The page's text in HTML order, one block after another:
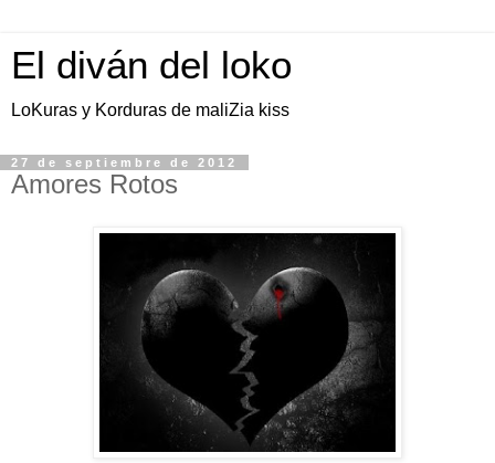
El diván del loko
LoKuras y Korduras de maliZia kiss
27 de septiembre de 2012
Amores Rotos